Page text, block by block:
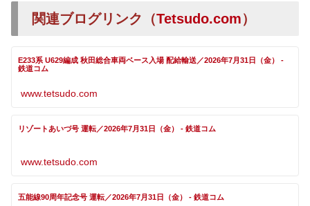
関連ブログリンク（Tetsudo.com）
E233系 U629編成 秋田総合車両ベース入場 配給輸送／2026年7月31日（金） -
鉄道コム
www.tetsudo.com
リゾートあいづ号 運転／2026年7月31日（金） - 鉄道コム
www.tetsudo.com
五能線90周年記念号 運転／2026年7月31日（金） - 鉄道コム